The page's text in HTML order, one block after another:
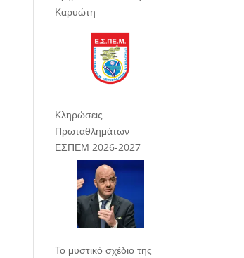
Καρυώτη
Κληρώσεις
Πρωταθλημάτων
ΕΣΠΕΜ 2026-2027
Το μυστικό σχέδιο της